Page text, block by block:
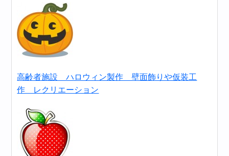
高齢者施設 ハロウィン製作 壁面飾りや仮装工
作 レクリエーション